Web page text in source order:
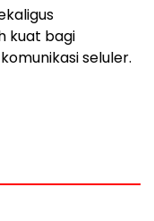
kuat bagi
seluler.